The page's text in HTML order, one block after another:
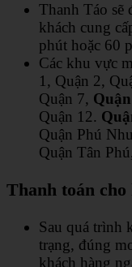
Thanh Táo sẽ
khách cung
phút hoặc 60
Các khu vực
1, Quận 2,
Quận 7,
Quận 12.
Quận Phú
Quận Tân
Thanh toán cho
Sau quá trình
trạng, đúng
khách hàng